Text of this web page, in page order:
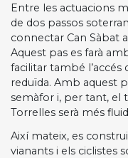
Entre les actuacions
de dos passos
connectar Can Sàbat
Aquest pas es farà
facilitar també
reduïda. Amb aquest
semàfor i, per tant, el
Torrelles serà més
Així mateix, es
vianants i els ciclistes